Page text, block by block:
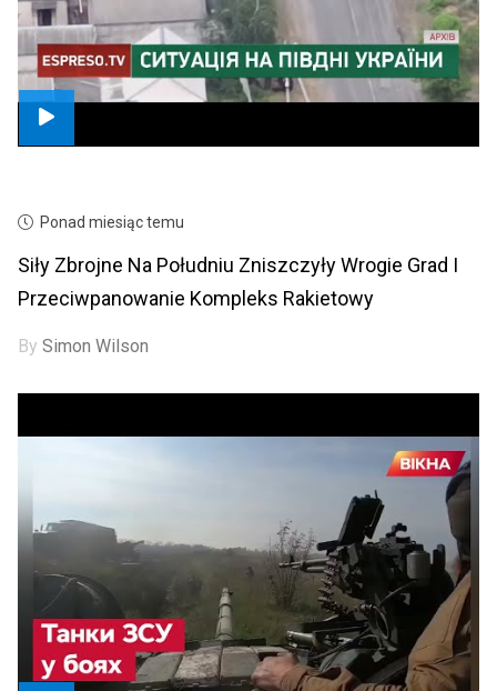
Ponad miesiąc temu
Siły Zbrojne Na Południu Zniszczyły Wrogie Grad I
Przeciwpanowanie Kompleks Rakietowy
BySimon Wilson